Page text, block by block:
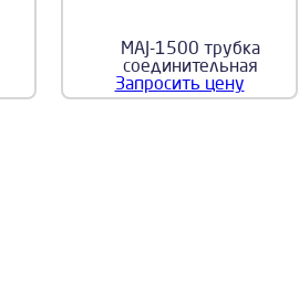
MAJ-1500 трубка
соединительная
Запросить цену